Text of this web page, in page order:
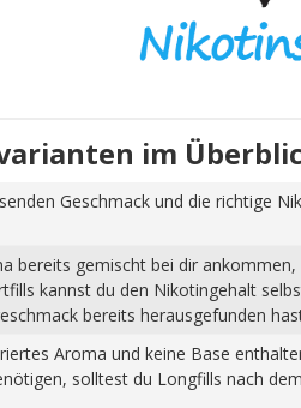
im
Geschmack und die richtige
bereits gemischt bei dir
kannst du den Nikotingehalt
bereits herausgefunden
Aroma und keine Base
solltest du Longfills nach